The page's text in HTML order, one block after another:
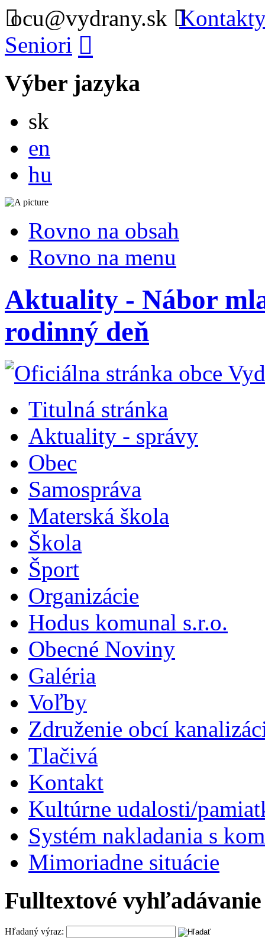
ocu@vydrany.sk
Seniori
Výber jazyka
sk
en
hu
Rovno na obsah
Rovno na menu
Aktuality - Nábor
rodinný deň
Titulná stránka
Aktuality - správy
Obec
Samospráva
Materská škola
Škola
Šport
Organizácie
Hodus komunal s.r.o.
Obecné Noviny
Galéria
Voľby
Združenie obcí
Tlačivá
Kontakt
Kultúrne udalosti/
Systém nakladania s
Mimoriadne situácie
Fulltextové vyhľadávanie
Hľadaný výraz: